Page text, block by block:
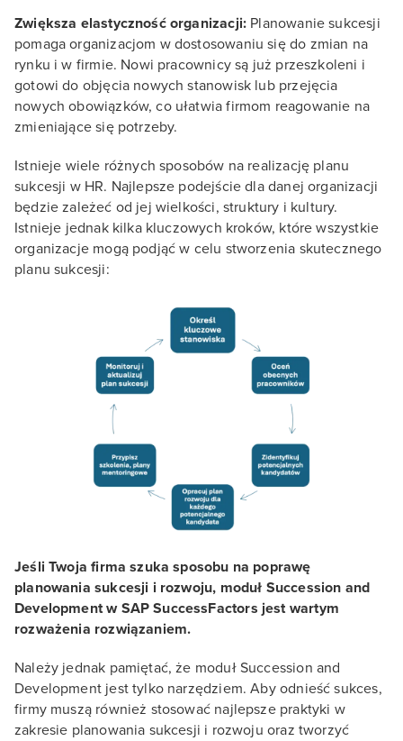
Zwiększa elastyczność organizacji: Planowanie sukcesji
pomaga organizacjom w dostosowaniu się do zmian na
rynku i w firmie. Nowi pracownicy są już przeszkoleni i
gotowi do objęcia nowych stanowisk lub przejęcia
nowych obowiązków, co ułatwia firmom reagowanie na
zmieniające się potrzeby.
Istnieje wiele różnych sposobów na realizację planu
sukcesji w HR. Najlepsze podejście dla danej organizacji
będzie zależeć od jej wielkości, struktury i kultury.
Istnieje jednak kilka kluczowych kroków, które wszystkie
organizacje mogą podjąć w celu stworzenia skutecznego
planu sukcesji:
Jeśli Twoja firma szuka sposobu na poprawę
planowania sukcesji i rozwoju, moduł Succession and
Development w SAP SuccessFactors jest wartym
rozważenia rozwiązaniem.
Należy jednak pamiętać, że moduł Succession and
Development jest tylko narzędziem. Aby odnieść sukces,
firmy muszą również stosować najlepsze praktyki w
zakresie planowania sukcesji i rozwoju oraz tworzyć